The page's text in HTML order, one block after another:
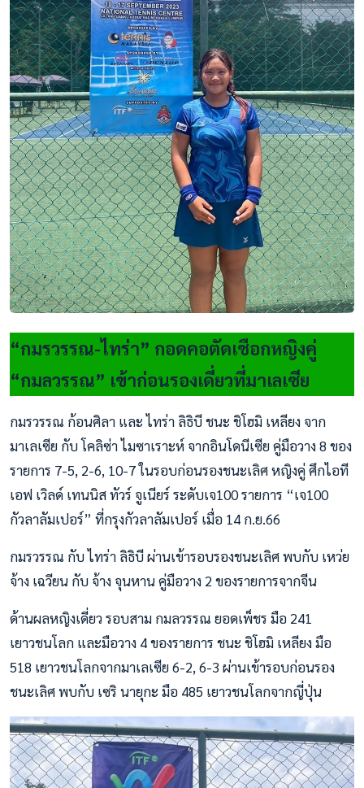
“กมรวรรณ-ไทร่า” กอดคอตัดเชือกหญิงคู่
“กมลวรรณ” เข้าก่อนรองเดี่ยวที่มาเลเซีย
กมรวรรณ ก้อนศิลา และ ไทร่า ลิธิบี ชนะ ชิโฮมิ เหลียง จาก
มาเลเซีย กับ โคลิซ่า ไมซาเราะห์ จากอินโดนีเซีย คู่มือวาง 8 ของ
รายการ 7-5, 2-6, 10-7 ในรอบก่อนรองชนะเลิศ หญิงคู่ ศึกไอที
เอฟ เวิลด์ เทนนิส ทัวร์ จูเนียร์ ระดับเจ100 รายการ “เจ100
กัวลาลัมเปอร์” ที่กรุงกัวลาลัมเปอร์ เมื่อ 14 ก.ย.66
กมรวรรณ กับ ไทร่า ลิธิบี ผ่านเข้ารอบรองชนะเลิศ พบกับ เหว่ย
จ้าง เฉวียน กับ จ้าง จุนหาน คู่มือวาง 2 ของรายการจากจีน
ด้านผลหญิงเดี่ยว รอบสาม กมลวรรณ ยอดเพ็ชร มือ 241
เยาวชนโลก และมือวาง 4 ของรายการ ชนะ ชิโฮมิ เหลียง มือ
518 เยาวชนโลกจากมาเลเซีย 6-2, 6-3 ผ่านเข้ารอบก่อนรอง
ชนะเลิศ พบกับ เซริ นายุกะ มือ 485 เยาวชนโลกจากญี่ปุ่น